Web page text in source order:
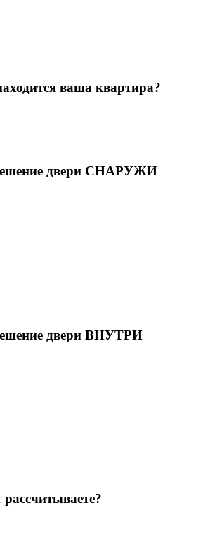
ваша квартира?
двери СНАРУЖИ
двери ВНУТРИ